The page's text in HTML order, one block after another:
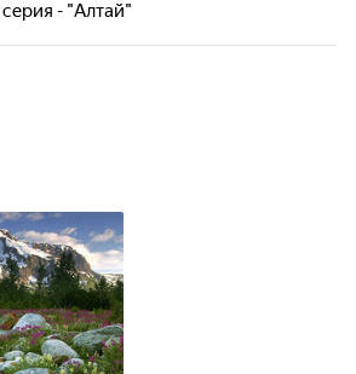
путешествия...
- "Алтай"
- Стас Румянцев, актер и каскадер,
Алтай, чтобы отдохнуть от суеты
свои навыки спортсмена-